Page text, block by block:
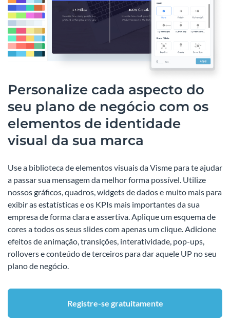
Personalize cada aspecto do
seu plano de negócio com os
elementos de identidade
visual da sua marca
Use a biblioteca de elementos visuais da Visme para te ajudar
a passar sua mensagem da melhor forma possível. Utilize
nossos gráficos, quadros, widgets de dados e muito mais para
exibir as estatísticas e os KPIs mais importantes da sua
empresa de forma clara e assertiva. Aplique um esquema de
cores a todos os seus slides com apenas um clique. Adicione
efeitos de animação, transições, interatividade, pop-ups,
rollovers e conteúdo de terceiros para dar aquele UP no seu
plano de negócio.
Registre-se gratuitamente